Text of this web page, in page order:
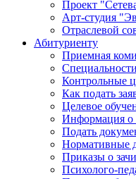
Проект
Арт-студия
Отраслевой
Абитуриенту
Приемная
Специальности
Контрольные
Как подать
Целевое
Информация о
Подать
Нормативные
Приказы о
Психолого-